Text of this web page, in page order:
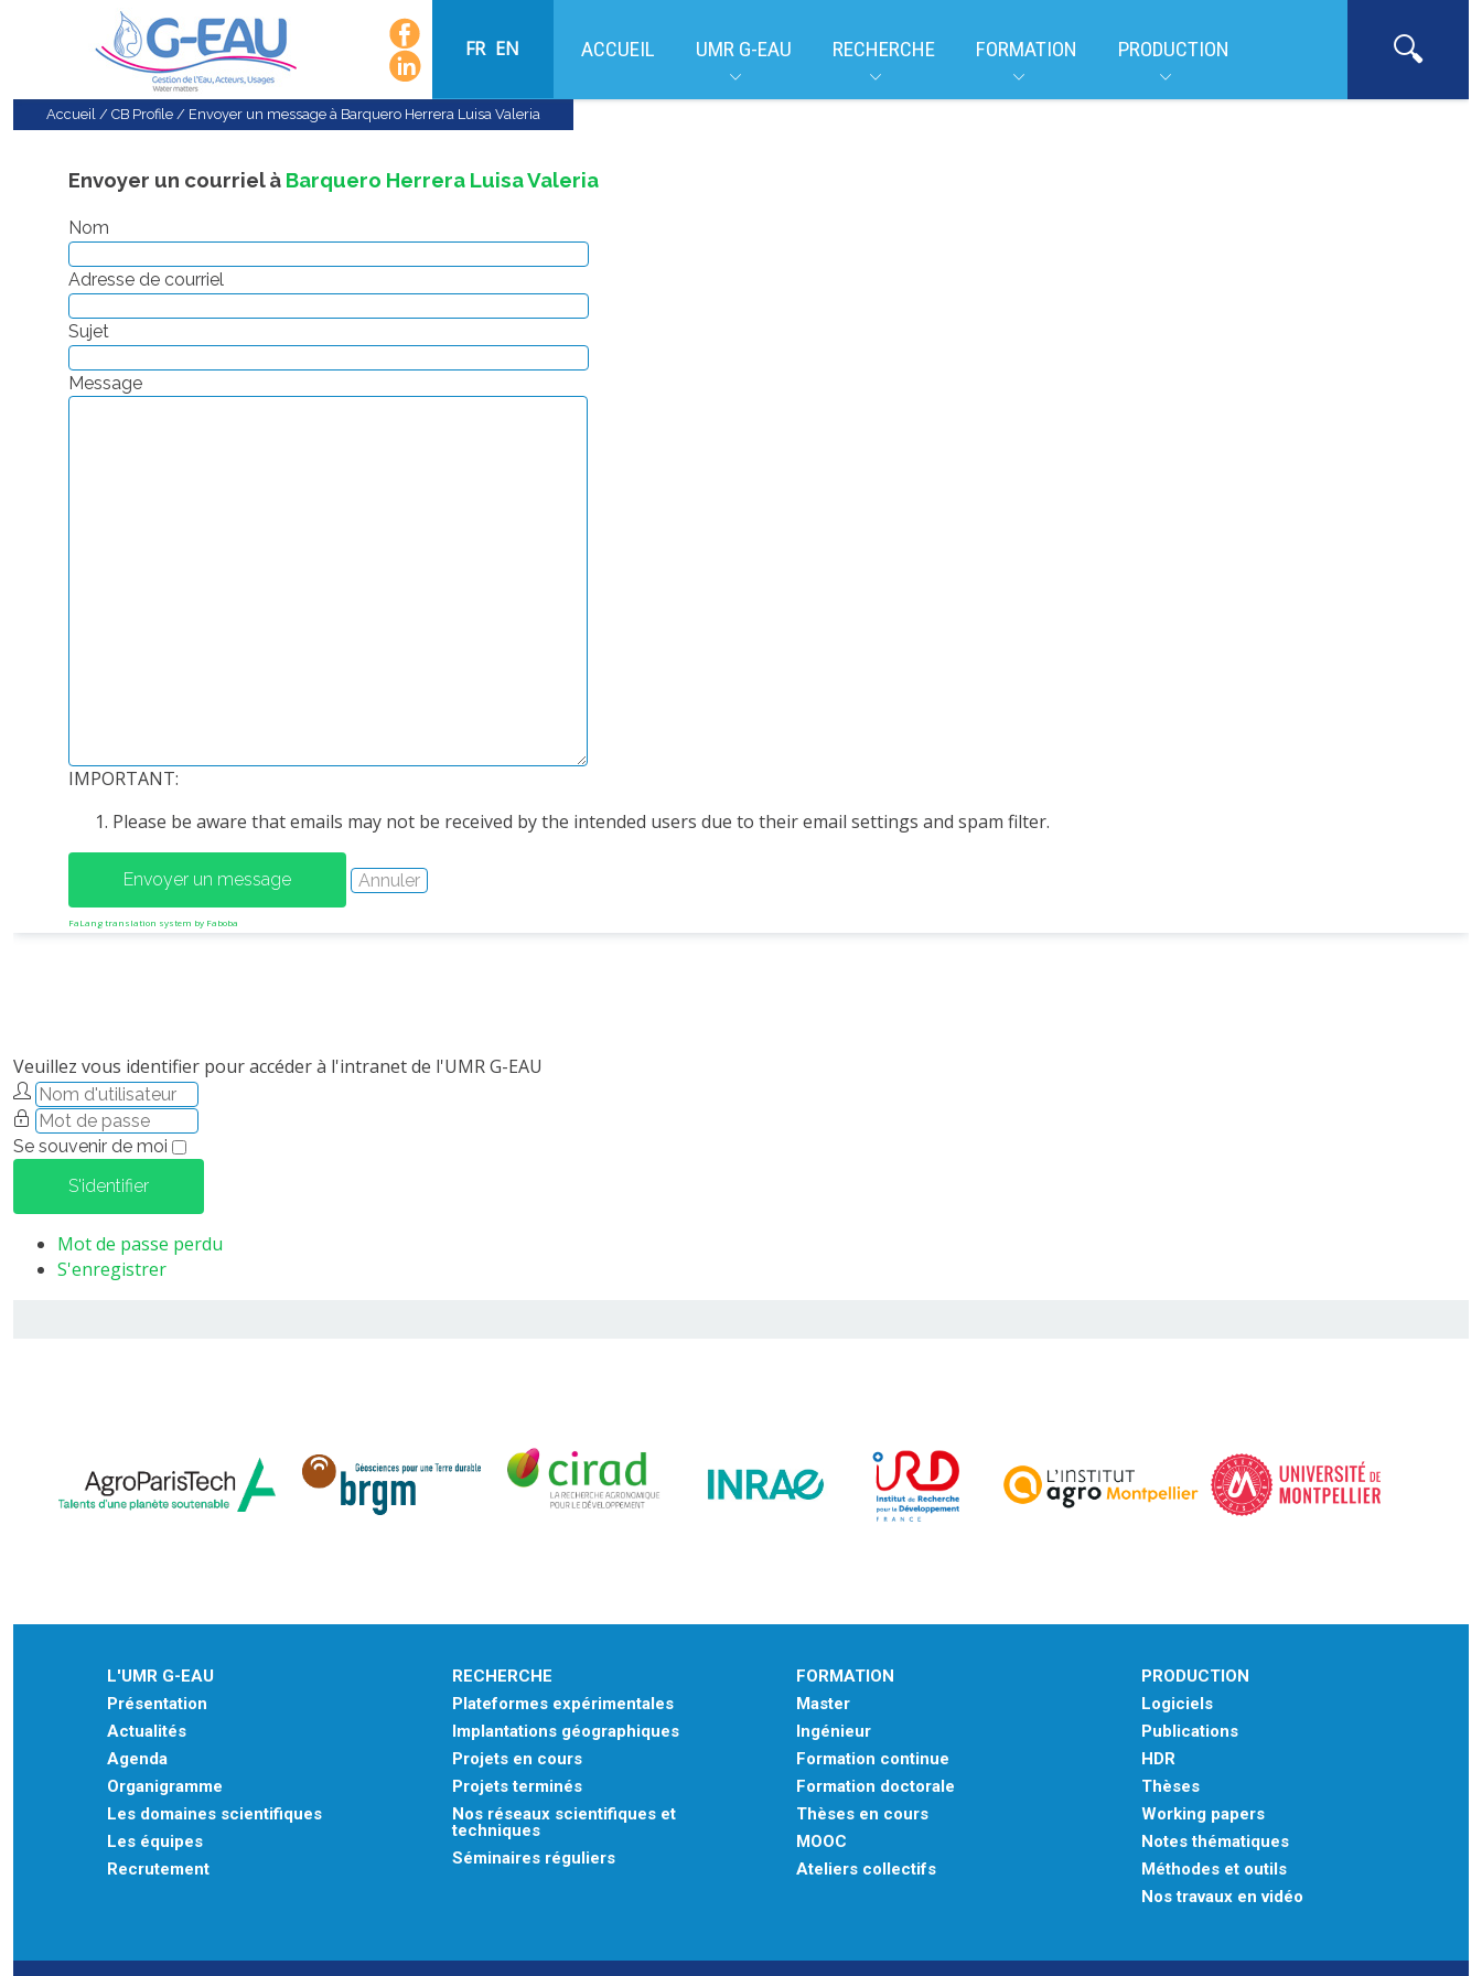
FR EN ACCUEIL UMR G-EAU RECHERCHE FORMATION PRODUCTION
Accueil / CB Profile / Envoyer un message à Barquero Herrera Luisa Valeria
Envoyer un courriel à Barquero Herrera Luisa Valeria
Nom
Adresse de courriel
Sujet
Message
IMPORTANT:
Please be aware that emails may not be received by the intended users due to their email settings and spam filter.
FaLang translation system by Faboba
Veuillez vous identifier pour accéder à l'intranet de l'UMR G-EAU
Se souvenir de moi
S'identifier
Mot de passe perdu
S'enregistrer
L'UMR G-EAU
Présentation
Actualités
Agenda
Organigramme
Les domaines scientifiques
Les équipes
Recrutement
RECHERCHE
Plateformes expérimentales
Implantations géographiques
Projets en cours
Projets terminés
Nos réseaux scientifiques et
techniques
Séminaires réguliers
FORMATION
Master
Ingénieur
Formation continue
Formation doctorale
Thèses en cours
MOOC
Ateliers collectifs
PRODUCTION
Logiciels
Publications
HDR
Thèses
Working papers
Notes thématiques
Méthodes et outils
Nos travaux en vidéo